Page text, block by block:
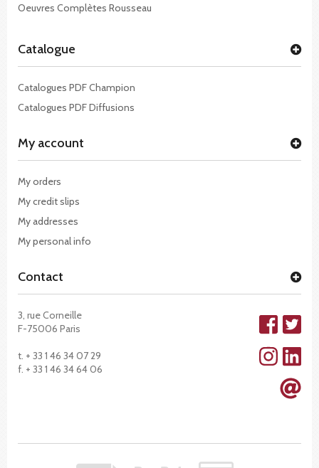
Oeuvres Complètes Rousseau
Catalogue
Catalogues PDF Champion
Catalogues PDF Diffusions
My account
My orders
My credit slips
My addresses
My personal info
Contact
3, rue Corneille
F-75006 Paris
t. + 33 1 46 34 07 29
f. + 33 1 46 34 64 06